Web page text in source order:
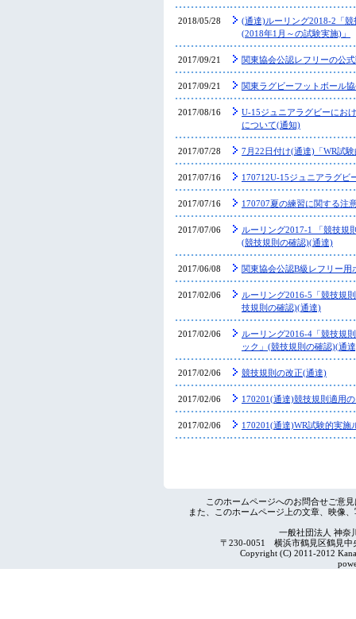
2018/05/28
(通達)ルーリング2018-2「
(2018年1月～の試験実施)」
2017/09/21 関東協会公認レフリーの公
2017/09/21 関東ラグビーフットボール
2017/08/16
U-15ジュニアラグビーにお
について(通知)
2017/07/28 7月22日付け(通達)「WR試
2017/07/16 170712U-15ジュニアラグビ
2017/07/16 170707夏の練習に関する注
2017/07/06
ルーリング2017-1 「競技
(競技規則の確認)(通達)
2017/06/08 関東協会公認B級レフリー用
2017/02/06
ルーリング2016-5「競技規
技規則の確認)(通達)
2017/02/06
ルーリング2016-4「競技規
ック」(競技規則の確認)(通
2017/02/06 競技規則の改正(通達)
2017/02/06 170201(通達)競技規則適用の
2017/02/06 170201(通達)WR試験的実施
このホームページへのお問合せご意
また、このホームページ上の文章、映像
一般社団法人 神奈
〒230-0051 横浜市鶴見区鶴見
Copyright (C) 2011-2012